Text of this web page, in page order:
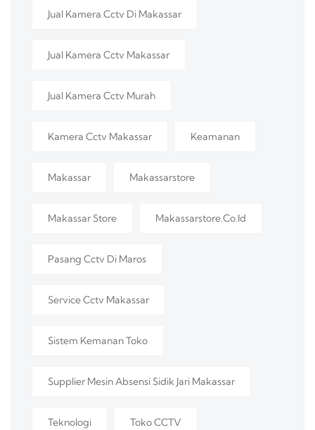
Jual Kamera Cctv Di Makassar
Jual Kamera Cctv Makassar
Jual Kamera Cctv Murah
Kamera Cctv Makassar Keamanan
Makassar Makassarstore
Makassar Store Makassarstore.co.id
Pasang Cctv Di Maros
Service Cctv Makassar
Sistem Kemanan Toko
Supplier Mesin Absensi Sidik Jari Makassar
Teknologi Toko CCTV